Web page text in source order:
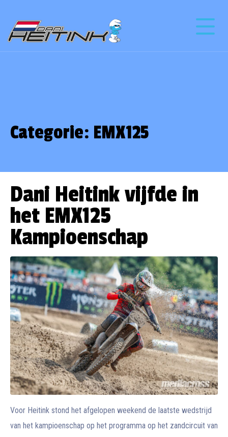
Categorie: EMX125
Dani Heitink vijfde in
het EMX125
Kampioenschap
Voor Heitink stond het afgelopen weekend de laatste wedstrijd
van het kampioenschap op het programma op het zandcircuit van